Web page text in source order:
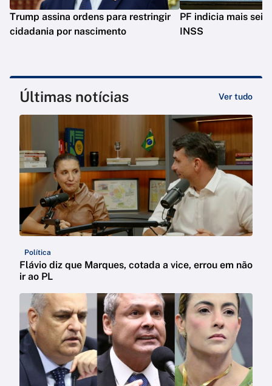
Trump assina ordens para restringir
cidadania por nascimento
PF indicia mais seis
INSS
Últimas notícias Ver tudo
Política
Flávio diz que Marques, cotada a vice, errou em não
ir ao PL